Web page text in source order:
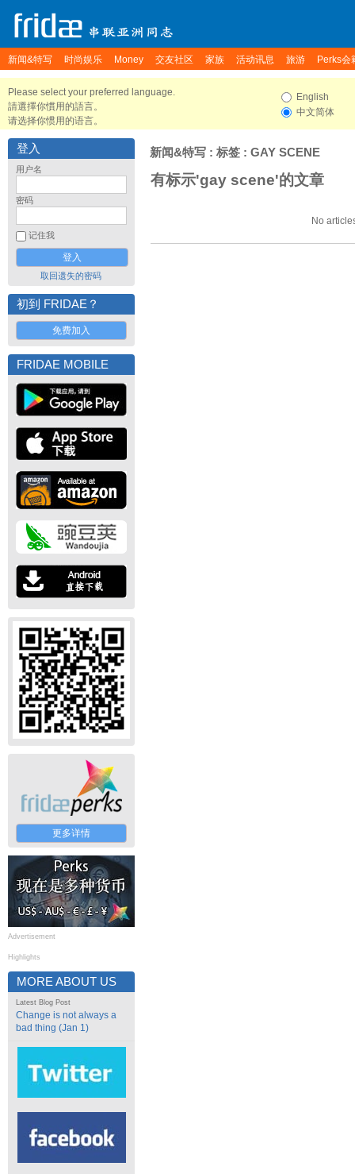
新闻&特写 时尚娱乐 Money 交友社区 家族 活动讯息 旅游 Perks会
Please select your preferred language.
請選擇你慣用的語言。
请选择你惯用的语言。
English
中文简体
登入
用户名
密码
记住我
取回遗失的密码
初到 FRIDAE？
免费加入
FRIDAE MOBILE
更多详情
Advertisement
Highlights
MORE ABOUT US
Latest Blog Post
Change is not always a
bad thing (Jan 1)
新闻&特写 : 标签 : GAY SCENE
有标示'gay scene'的文章
No